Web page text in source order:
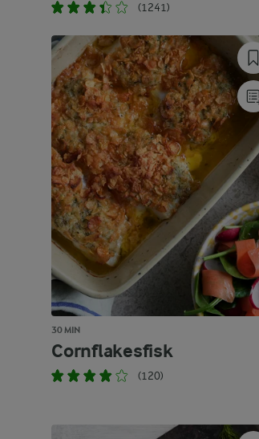
(1241)
30 MIN
Cornflakesfisk
(120)